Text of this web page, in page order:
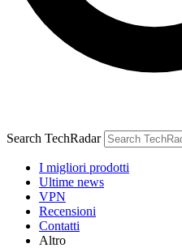
Search TechRadar
I migliori prodotti
Ultime news
VPN
Recensioni
Contatti
Altro